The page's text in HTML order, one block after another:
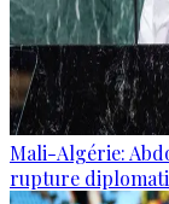
Mali-Algérie:
rupture